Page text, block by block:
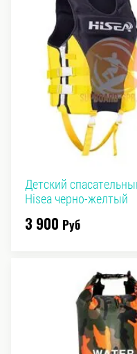
Детский
Hisea черно-желтый
3 900 Руб